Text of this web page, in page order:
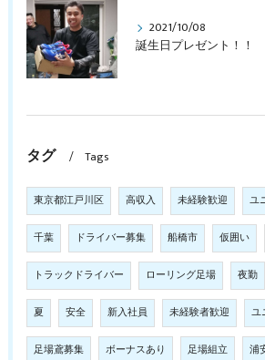
2021/10/08
誕生日プレゼント！！
タグ Tags
東京都江戸川区 高収入 未経験歓迎 ユ
千葉 ドライバー募集 船橋市 仮囲い
トラックドライバー ローリング足場 夜勤
夏 安全 新入社員 未経験者歓迎 ユ
足場鳶募集 ボーナスあり 足場組立 浦